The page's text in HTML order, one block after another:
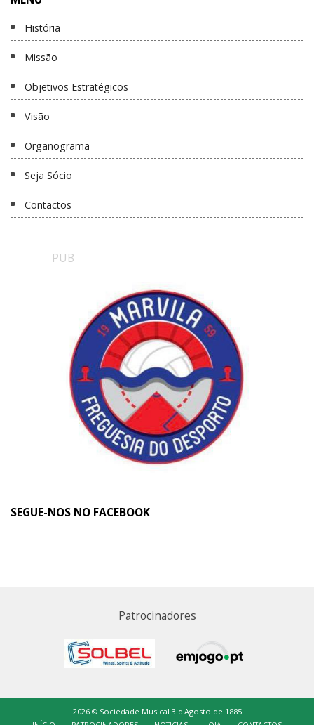
História
Missão
Objetivos Estratégicos
Visão
Organograma
Seja Sócio
Contactos
PUB
SEGUE-NOS NO FACEBOOK
Patrocinadores
2026 © Sociedade Musical 3 d'Agosto de 1885